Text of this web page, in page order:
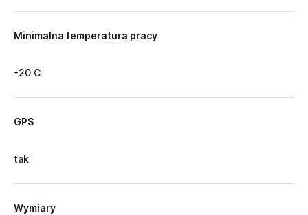
Minimalna temperatura pracy
-20 C
GPS
tak
Wymiary